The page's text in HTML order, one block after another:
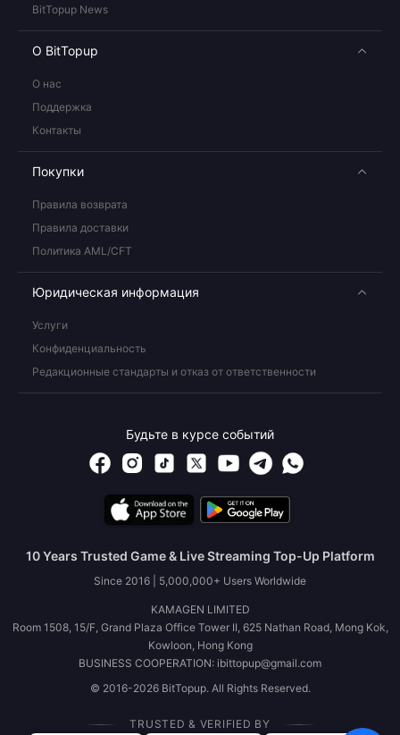
BitTopup News
О BitTopup
О нас
Поддержка
Контакты
Покупки
Правила возврата
Правила доставки
Политика AML/CFT
Юридическая информация
Услуги
Конфиденциальность
Редакционные стандарты и отказ от ответственности
Будьте в курсе событий
10 Years Trusted Game & Live Streaming Top-Up Platform
Since 2016 | 5,000,000+ Users Worldwide
KAMAGEN LIMITED
Room 1508, 15/F, Grand Plaza Office Tower II, 625 Nathan Road, Mong Kok,
Kowloon, Hong Kong
BUSINESS COOPERATION: ibittopup@gmail.com
© 2016-2026 BitTopup. All Rights Reserved.
TRUSTED & VERIFIED BY